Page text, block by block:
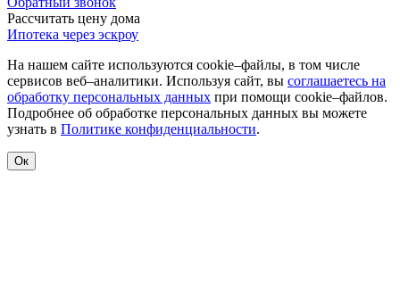
Рассчитать цену дома
Ипотека через эскроу
На нашем сайте используются cookie–файлы, в том числе
сервисов веб–аналитики. Используя сайт, вы соглашаетесь на
обработку персональных данных при помощи cookie–файлов.
Подробнее об обработке персональных данных вы можете
узнать в Политике конфиденциальности.
Ок